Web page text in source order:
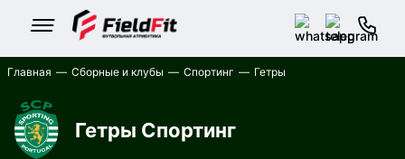
Главная Сборные и клубы Спортинг Гетры
Гетры Спортинг